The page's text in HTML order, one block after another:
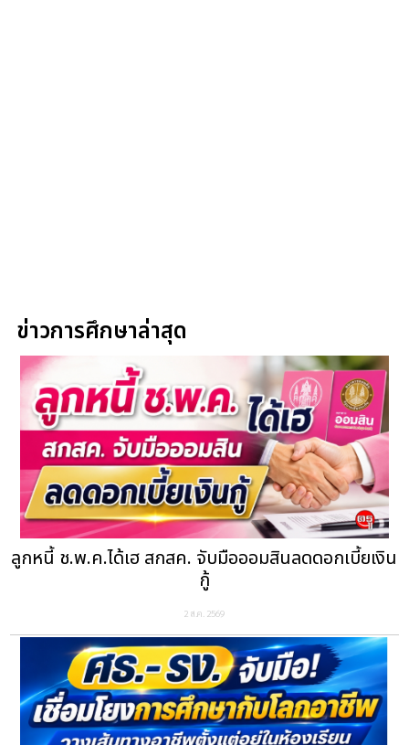
ข่าวการศึกษาล่าสุด
ลูกหนี้ ช.พ.ค.ได้เฮ สกสค. จับมือออมสินลดดอกเบี้ยเงิน
กู้
2 ส.ค. 2569